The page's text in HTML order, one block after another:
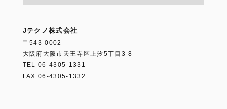
Jテクノ株式会社
〒543-0002
大阪府大阪市天王寺区上汐5丁目3-8
TEL 06-4305-1331
FAX 06-4305-1332